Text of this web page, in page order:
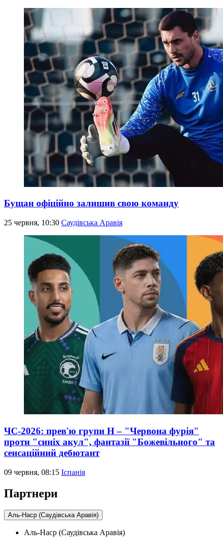
Бущан офіційно залишив свою команду
25 червня, 10:30 Саудівська Аравія
ЧС-2026: прев'ю групи Н – "Червона фурія"
проти "синіх акул", фантазії "Божевільного" та
сенсаційний дебютант
09 червня, 08:15 Іспанія
Партнери
Аль-Наср (Саудівська Аравія)
Аль-Наср (Саудівська Аравія)